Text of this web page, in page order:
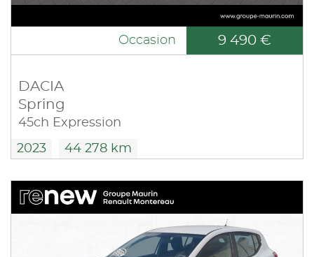
Occasion 9 490 €
DACIA
Spring
45ch Expression
2023 44 278 km